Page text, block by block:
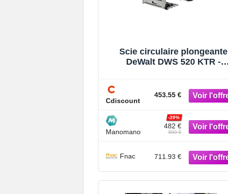
Scie circulaire plongeante
DeWalt DWS 520 KTR -
Cdiscount
453.55 €
Manomano
482 €
-39%
800 €
Fnac 711.93 €